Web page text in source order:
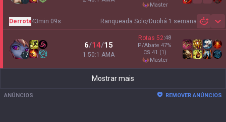
master
Ranqueada Solo/Duohá 1 semana
Derrota43min 09s
17
6/14/15
1.50:1 AMA
Rotas 52:48
P/Abate 47%
CS 41 (1)
master
Mostrar mais
ANÚNCIOS REMOVER ANÚNCIOS